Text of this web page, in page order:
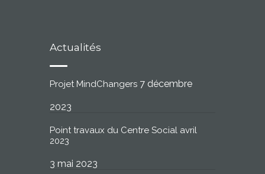
Actualités
Projet MindChangers 7 décembre
2023
Point travaux du Centre Social avril
2023
3 mai 2023